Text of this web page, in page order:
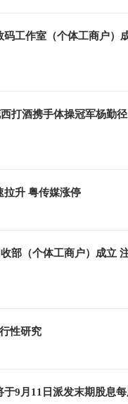
工作室（个体工商户）
打酒携手体操冠军杨勤
拉升 粤传媒涨停
部（个体工商户）成立
性研究
于9月11日派发末期股息